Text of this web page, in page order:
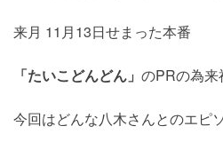
来月 11月13日せまった本番
「たいこどんどん」 のPRの為来
今回はどんな八木さんとのエピ